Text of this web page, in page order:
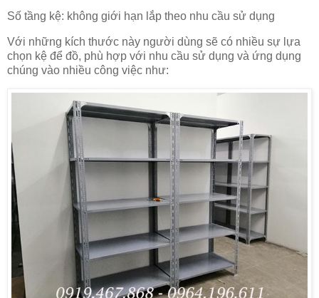
Số tầng kệ: không giới hạn lắp theo nhu cầu sử dụng
Với những kích thước này người dùng sẽ có nhiều sự lựa
chọn kệ để đồ, phù hợp với nhu cầu sử dụng và ứng dụng
chúng vào nhiều công việc như: